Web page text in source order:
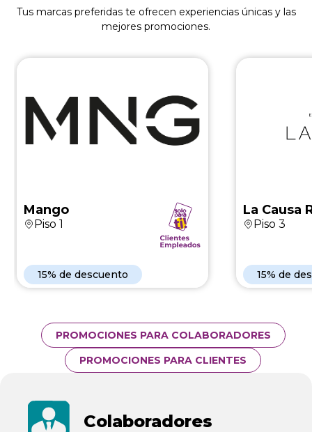
Tus marcas preferidas te ofrecen experiencias únicas y las
mejores promociones.
Mango
Piso 1
15% de descuento
En nueva coleccion
La Causa
Piso 3
15% de
PROMOCIONES PARA COLABORADORES
PROMOCIONES PARA CLIENTES
SVG
Colaboradores